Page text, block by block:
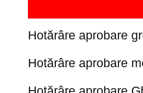
Hotărâre aprobare
Hotărâre aprobare